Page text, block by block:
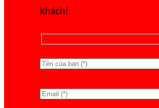
khách!